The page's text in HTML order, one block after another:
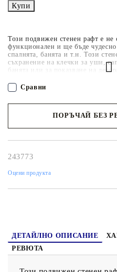
Този подвижен стенен рафт е не
функционален и ще бъде
спалнята, банята и т.н. Този
съхранение на клечки за уши,
банята или за показване на
състои от 2 стандартни
закалено стъкло с дебелина 8
ПОРЪЧАЙ БЕЗ
243773
Оцени продукта
Сравни
ДЕТАЙЛНО ОПИСАНИЕ
РЕВЮТА